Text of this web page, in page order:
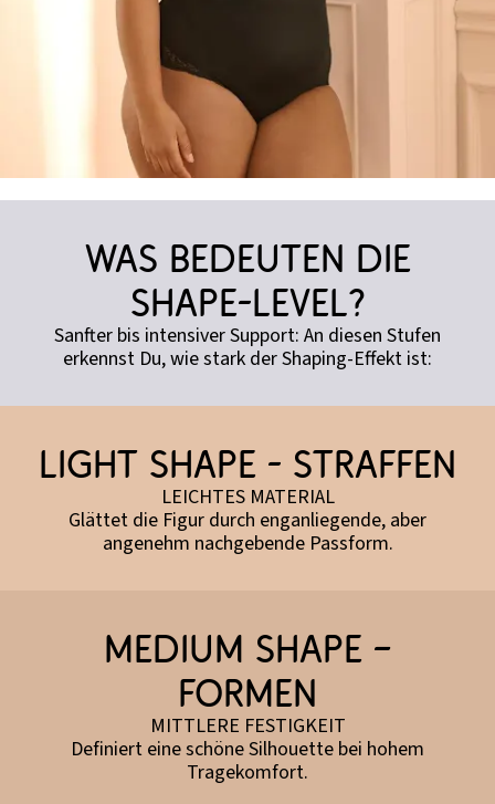
Was bedeuten die
Shape-Level?
Sanfter bis intensiver Support: An diesen Stufen
erkennst Du, wie stark der Shaping-Effekt ist:
Light Shape - straffen
LEICHTES MATERIAL
Glättet die Figur durch enganliegende, aber
angenehm nachgebende Passform.
Medium Shape –
formen
MITTLERE FESTIGKEIT
Definiert eine schöne Silhouette bei hohem
Tragekomfort.